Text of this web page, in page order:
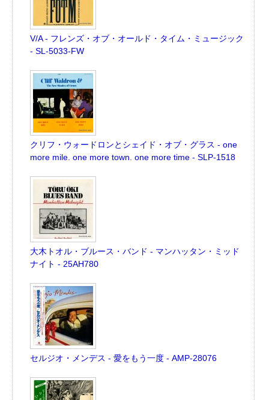
V/A - フレンズ・オブ・オールド・タイム・ミュージック
- SL-5033-FW
クリフ・ウォードロンとシェイド・オブ・グラス - one
more mile. one more town. one more time - SLP-1518
大木トオル・ブルース・バンド - マンハッタン・ミッド
ナイト - 25AH780
セルジオ・メンデス - 愛をもう一度 - AMP-28076